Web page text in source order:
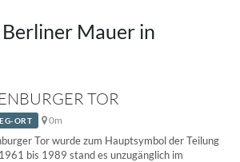
Mauer in
TOR
ORT 0m
Tor wurde zum Hauptsymbol der Teilung
bis 1989 stand es unzugänglich im